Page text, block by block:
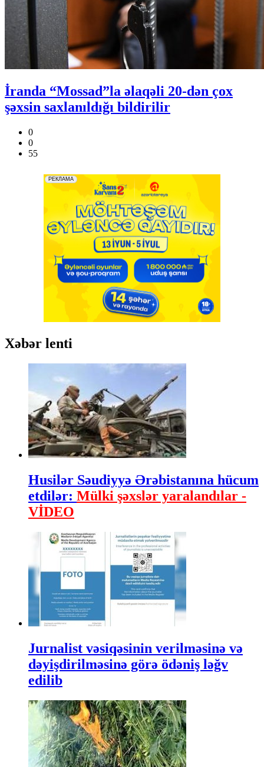
İranda “Mossad”la əlaqəli 20-dən çox
şəxsin saxlanıldığı bildirilir
0
0
55
Xəbər lenti
Husilər Səudiyyə Ərəbistanına hücum
etdilər: Mülki şəxslər yaralandılar -
VİDEO
Jurnalist vəsiqəsinin verilməsinə və
dəyişdirilməsinə görə ödəniş ləğv
edilib